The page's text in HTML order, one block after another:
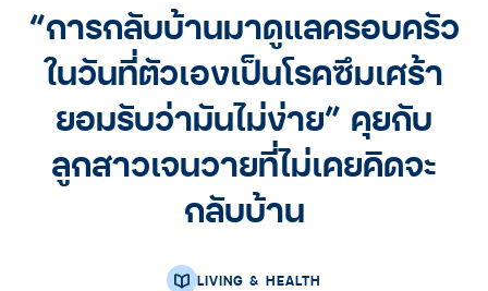
“การกลับบ้านมาดูแลครอบครัว
ในวันที่ตัวเองเป็นโรคซึมเศร้า
ยอมรับว่ามันไม่ง่าย” คุยกับ
ลูกสาวเจนวายที่ไม่เคยคิดจะ
กลับบ้าน
LIVING & HEALTH